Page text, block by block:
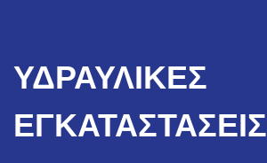
ΥΔΡΑΥΛΙΚΕΣ
ΕΓΚΑΤΑΣΤΑΣΕΙΣ